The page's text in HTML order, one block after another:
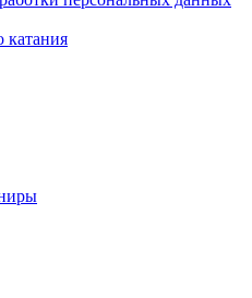
катания